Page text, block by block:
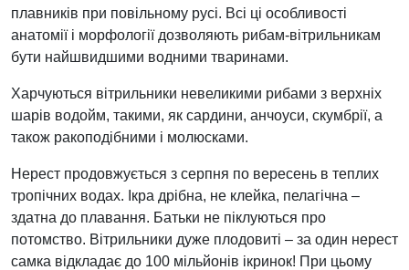
плавників при повільному русі. Всі ці особливості
анатомії і морфології дозволяють рибам-вітрильникам
бути найшвидшими водними тваринами.
Харчуються вітрильники невеликими рибами з верхніх
шарів водойм, такими, як сардини, анчоуси, скумбрії, а
також ракоподібними і молюсками.
Нерест продовжується з серпня по вересень в теплих
тропічних водах. Ікра дрібна, не клейка, пелагічна –
здатна до плавання. Батьки не піклуються про
потомство. Вітрильники дуже плодовиті – за один нерест
самка відкладає до 100 мільйонів ікринок! При цьому